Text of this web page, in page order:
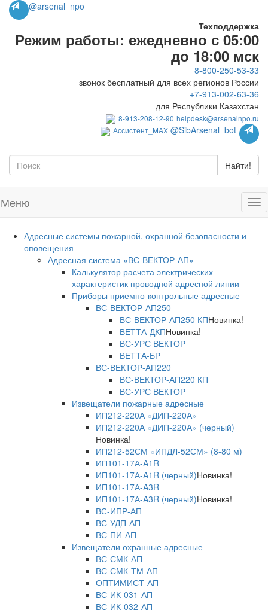
@arsenal_npo
Техподдержка
Режим работы: ежедневно с 05:00
до 18:00 мск
8-800-250-53-33
звонок бесплатный для всех регионов России
+7-913-002-63-36
для Республики Казахстан
8-913-208-12-90 helpdesk@arsenalnpo.ru
Ассистент_MAX @SibArsenal_bot
Найти!
Меню
Адресные системы пожарной, охранной безопасности и
оповещения
Адресная система «ВС-ВЕКТОР-АП»
Калькулятор расчета электрических
характеристик проводной адресной линии
Приборы приемно-контрольные адресные
ВС-ВЕКТОР-АП250
ВС-ВЕКТОР-АП250 КПНовинка!
ВЕТТА-ДКПНовинка!
ВС-УРС ВЕКТОР
ВЕТТА-БР
ВС-ВЕКТОР-АП220
ВС-ВЕКТОР-АП220 КП
ВС-УРС ВЕКТОР
Извещатели пожарные адресные
ИП212-220А «ДИП-220А»
ИП212-220А «ДИП-220А» (черный)
Новинка!
ИП212-52СМ «ИПДЛ-52СМ» (8-80 м)
ИП101-17А-A1R
ИП101-17А-A1R (черный)Новинка!
ИП101-17А-A3R
ИП101-17А-A3R (черный)Новинка!
ВС-ИПР-АП
ВС-УДП-АП
ВС-ПИ-АП
Извещатели охранные адресные
ВС-СМК-АП
ВС-СМК-ТМ-АП
ОПТИМИСТ-АП
ВС-ИК-031-АП
ВС-ИК-032-АП